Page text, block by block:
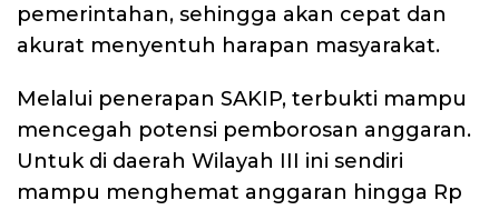
pemerintahan, sehingga akan cepat dan
akurat menyentuh harapan masyarakat.
Melalui penerapan SAKIP, terbukti mampu
mencegah potensi pemborosan anggaran.
Untuk di daerah Wilayah III ini sendiri
mampu menghemat anggaran hingga Rp